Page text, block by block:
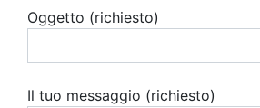
Oggetto (richiesto)
Il tuo messaggio (richiesto)